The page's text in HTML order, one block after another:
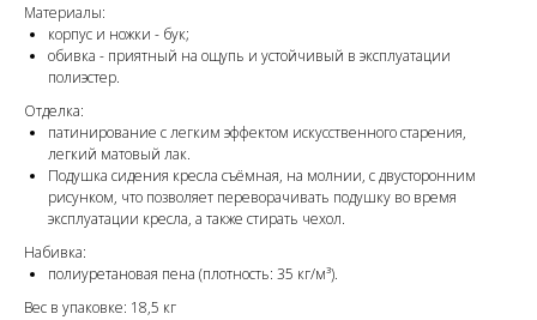
Материалы:
корпус и ножки - бук;
обивка - приятный на ощупь и устойчивый в эксплуатации
полиэстер.
Отделка:
патинирование с легким эффектом искусственного старения,
легкий матовый лак.
Подушка сидения кресла съёмная, на молнии, с двусторонним
рисунком, что позволяет переворачивать подушку во время
эксплуатации кресла, а также стирать чехол.
Набивка:
полиуретановая пена (плотность: 35 кг/м³).
Вес в упаковке: 18,5 кг